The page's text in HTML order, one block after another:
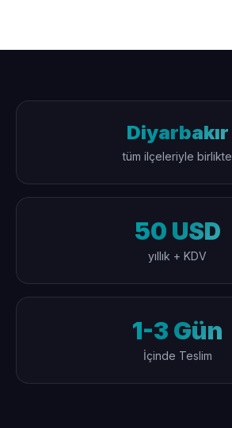
Diyarbakır
tüm ilçeleriyle birlikte
50 USD
yıllık + KDV
1-3 Gün
İçinde Teslim